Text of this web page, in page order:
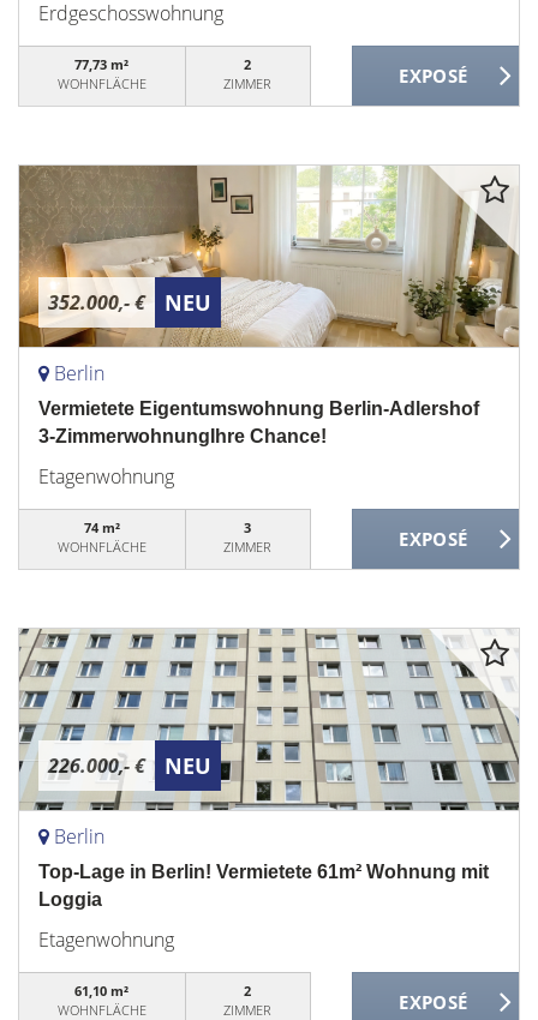
Erdgeschosswohnung
77,73 m²
WOHNFLÄCHE
2
ZIMMER
352.000,- € NEU
Berlin
Vermietete Eigentumswohnung Berlin-Adlershof
3-ZimmerwohnungIhre Chance!
Etagenwohnung
74 m²
WOHNFLÄCHE
3
ZIMMER
226.000,- € NEU
Berlin
Top-Lage in Berlin! Vermietete 61m² Wohnung mit
Loggia
Etagenwohnung
61,10 m²
WOHNFLÄCHE
2
ZIMMER